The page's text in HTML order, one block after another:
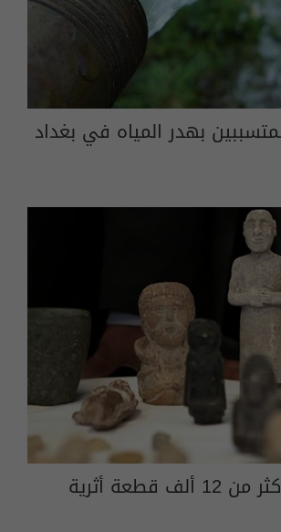
بهدر المياه في بغداد
العراق يستعيد أكثر من 12 ألف قطعة أثرية